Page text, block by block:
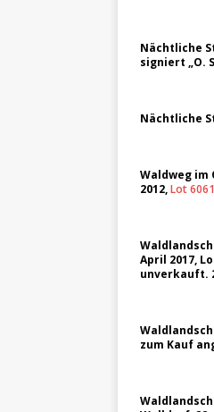
Nächtliche
signiert „O.
Nächtliche
Waldweg im
2012,Lot 6061
April 2017,
unverkauft.
zum Kauf